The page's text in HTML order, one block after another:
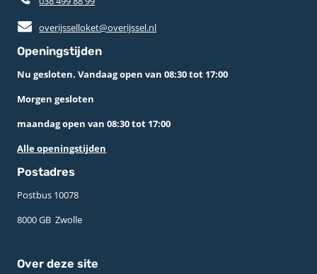
overijsselloket@overijssel.nl
Openingstijden
Nu gesloten. Vandaag open van 08:30 tot 17:00
Morgen gesloten
maandag open van 08:30 tot 17:00
Alle openingstijden
Postadres
Postbus 10078 ­
8000 GB ­ Zwolle
Over deze site